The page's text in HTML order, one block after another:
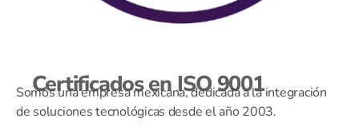
Certificados en ISO 9001
Somos una empresa mexicana, dedicada a la integración
de soluciones tecnológicas desde el año 2003.